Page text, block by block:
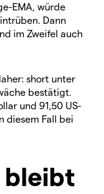
EMA, würde
Dann
im Zweifel auch
short unter
bestätigt.
und 91,50 US-
diesem Fall bei
bleibt